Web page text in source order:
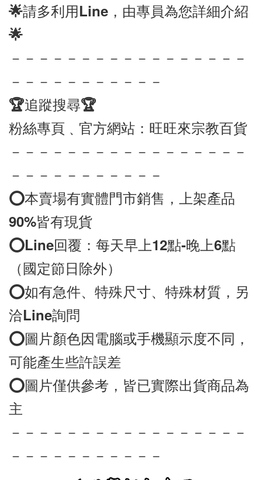
🌟請多利用Line，由專員為您詳細介紹
🌟
－－－－－－－－－－－－－－－－－
－－－－－－－－－－－
🏆追蹤搜尋🏆
粉絲專頁﹑官方網站：旺旺來宗教百貨
－－－－－－－－－－－－－－－－－
－－－－－－－－－－－
⭕️本賣場有實體門市銷售，上架產品
90%皆有現貨
⭕️Line回覆：每天早上12點-晚上6點
（國定節日除外）
⭕️如有急件、特殊尺寸、特殊材質，另
洽Line詢問
⭕️圖片顏色因電腦或手機顯示度不同，
可能產生些許誤差
⭕️圖片僅供參考，皆已實際出貨商品為
－－－－－－－－－－－－－－－－－
－－－－－－－－－－－